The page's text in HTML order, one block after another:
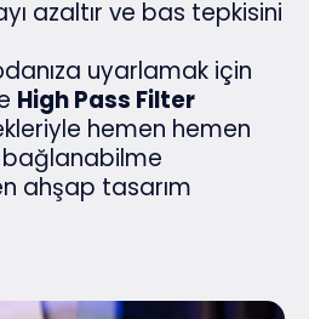
azaltır ve bas tepkisini
uyarlamak için
High Pass Filter
hemen hemen
bağlanabilme
ahşap tasarım